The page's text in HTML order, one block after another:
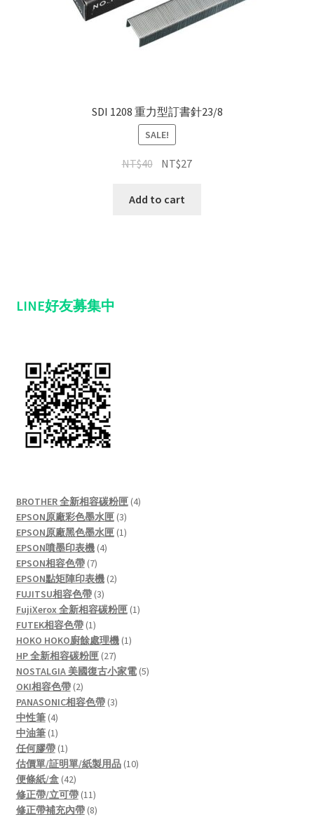
SDI 1208 重力型訂書針23/8
SALE!
NT$40 NT$27
Add to cart
LINE好友募集中
BROTHER 全新相容碳粉匣 44
EPSON原廠彩色墨水匣 33
products
EPSON原廠黑色墨水匣 11
EPSON噴墨印表機 44
EPSON相容色帶 77
products
EPSON點矩陣印表機 22
FUJITSU相容色帶 33
products
FujiXerox 全新相容碳粉匣 11
FUTEK相容色帶 11
product
HOKO HOKO廚餘處理機 11
HP 全新相容碳粉匣 2727
products
NOSTALGIA 美國復古小家電 55
OKI相容色帶 22
products
PANASONIC相容色帶 33
中性筆 44
products
中油筆 11
product
任何膠帶 11
product
估價單/証明單/紙製用品 1010
便條紙/盒 4242
products
修正帶/立可帶 1111
products
修正帶補充內帶 88